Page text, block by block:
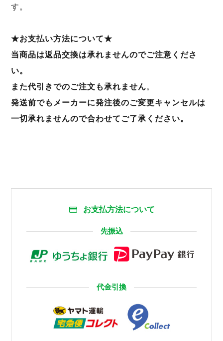
す。
★お支払い方法について★
当商品は返品交換は承れませんのでご注意くださ
い。
また代引きでのご注文も承れません。
発送前でもメーカーに発注後のご変更キャンセルは
一切承れませんので合わせてご了承ください。
お支払方法について
先振込
代金引換